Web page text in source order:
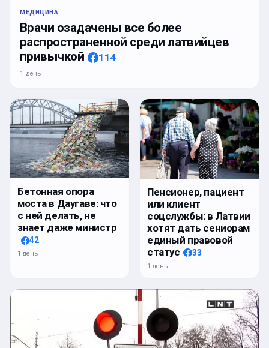
МЕДИЦИНА
Врачи озадачены все более
распространенной среди латвийцев
привычкой
114
1 день
Бетонная опора
моста в Даугаве: что
с ней делать, не
знает даже министр
42
1 день
Пенсионер, пациент
или клиент
соцслужбы: в Латвии
хотят дать сениорам
единый правовой
статус
33
1 день